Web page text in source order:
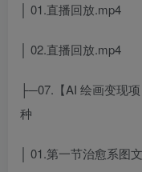
│ 01.直播回放.mp4
│ 02.直播回放.mp4
├─07.【AI 绘画变现
种
│ 01.第一节治愈系图